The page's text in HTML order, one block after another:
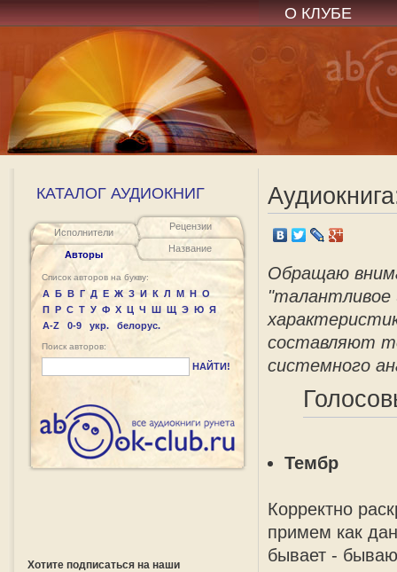
О КЛУБЕ
КАТАЛОГ АУДИОКНИГ
Исполнители
Авторы
Рецензии
Название
Список авторов на букву:
А Б В Г Д Е Ж З И К Л М Н О
П Р С Т У Ф Х Ц Ч Ш Щ Э Ю Я
A-Z
0-9 укр. белорус.
Поиск авторов:
НАЙТИ!
Хотите подписаться на наши
Обращаю
"талантливое
составляют
системного
Тембр
Корректно
примем как
бывает -